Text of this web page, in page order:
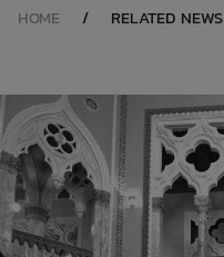
HOME / RELATED NEWS